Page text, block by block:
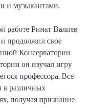
и музыкантами.
работе Ринат Валиев
продолжил свое
Консерватории
он изучал игру
профессора. Все
в различных
получая признание